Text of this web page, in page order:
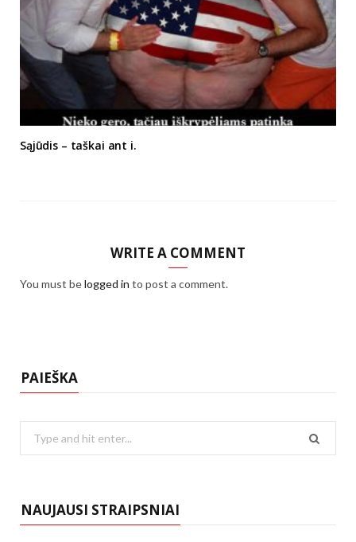
Sąjūdis – taškai ant i.
WRITE A COMMENT
You must belogged in to post a comment.
PAIEŠKA
NAUJAUSI STRAIPSNIAI